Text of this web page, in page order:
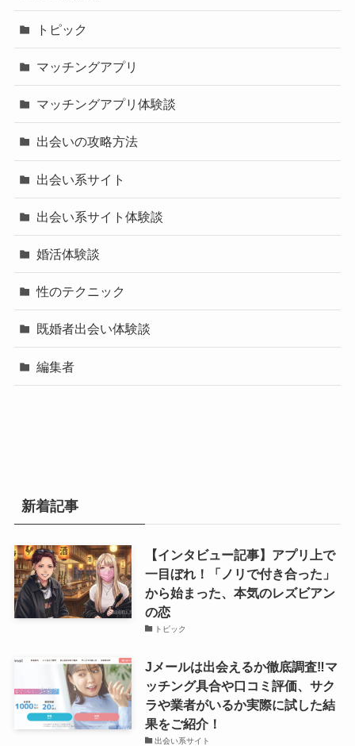
トピック
マッチングアプリ
マッチングアプリ体験談
出会いの攻略方法
出会い系サイト
出会い系サイト体験談
婚活体験談
性のテクニック
既婚者出会い体験談
編集者
新着記事
【インタビュー記事】アプリ上で
一目ぼれ！「ノリで付き合った」
から始まった、本気のレズビアン
の恋
トピック
Jメールは出会えるか徹底調査‼マ
ッチング具合や口コミ評価、サク
ラや業者がいるか実際に試した結
果をご紹介！
出会い系サイト